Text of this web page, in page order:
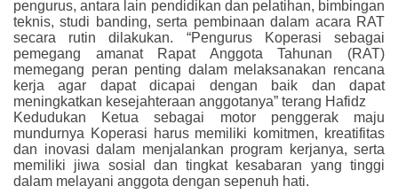
pengurus, antara lain pendidikan dan pelatihan, bimbingan
teknis, studi banding, serta pembinaan dalam acara RAT
secara rutin dilakukan. “Pengurus Koperasi sebagai
pemegang amanat Rapat Anggota Tahunan (RAT)
memegang peran penting dalam melaksanakan rencana
kerja agar dapat dicapai dengan baik dan dapat
meningkatkan kesejahteraan anggotanya” terang Hafidz
Kedudukan Ketua sebagai motor penggerak maju
mundurnya Koperasi harus memiliki komitmen, kreatifitas
dan inovasi dalam menjalankan program kerjanya, serta
memiliki jiwa sosial dan tingkat kesabaran yang tinggi
dalam melayani anggota dengan sepenuh hati.